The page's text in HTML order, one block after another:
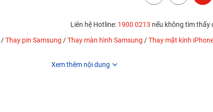
Liên hệ Hotline: 1900 0213 nếu không tìm thấy
/Thay pin Samsung /Thay màn hình Samsung /Thay mặt kính
Xem thêm nội dung